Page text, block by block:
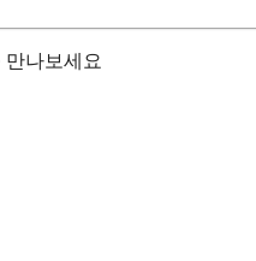
나보세요